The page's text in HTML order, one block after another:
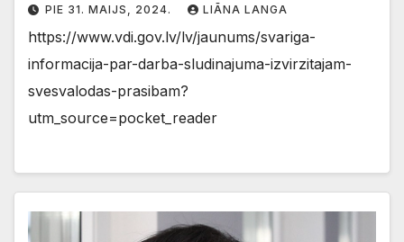
PIE 31. MAIJS, 2024. LIĀNA LANGA
https://www.vdi.gov.lv/lv/jaunums/svariga-
informacija-par-darba-sludinajuma-izvirzitajam-
svesvalodas-prasibam?
utm_source=pocket_reader